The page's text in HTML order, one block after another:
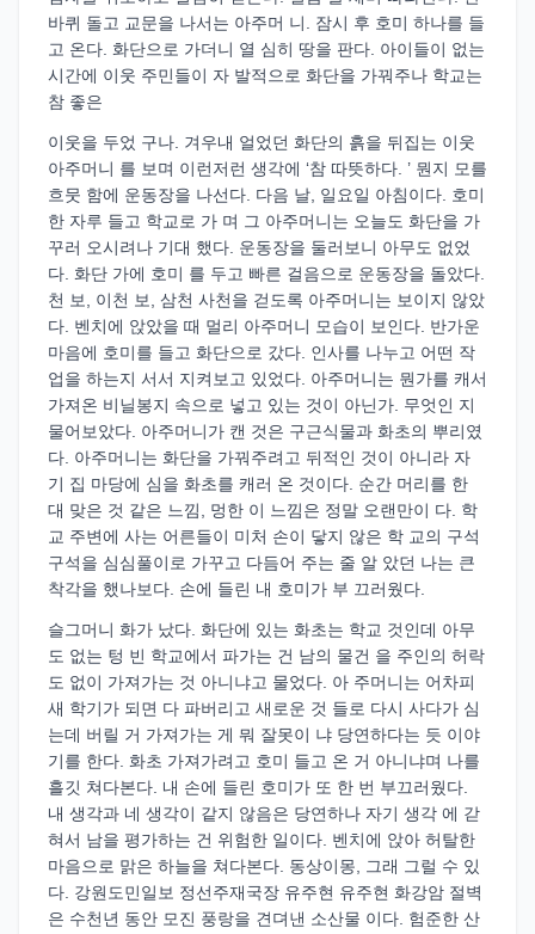
바퀴 돌고 교문을 나서는 아주머 니. 잠시 후 호미 하나를 들
고 온다. 화단으로 가더니 열 심히 땅을 판다. 아이들이 없는
시간에 이웃 주민들이 자 발적으로 화단을 가꿔주나 학교는
참 좋은
이웃을 두었 구나. 겨우내 얼었던 화단의 흙을 뒤집는 이웃
아주머니 를 보며 이런저런 생각에 ‘참 따뜻하다. ’ 뭔지 모를
흐뭇 함에 운동장을 나선다. 다음 날, 일요일 아침이다. 호미
한 자루 들고 학교로 가 며 그 아주머니는 오늘도 화단을 가
꾸러 오시려나 기대 했다. 운동장을 둘러보니 아무도 없었
다. 화단 가에 호미 를 두고 빠른 걸음으로 운동장을 돌았다.
천 보, 이천 보, 삼천 사천을 걷도록 아주머니는 보이지 않았
다. 벤치에 앉았을 때 멀리 아주머니 모습이 보인다. 반가운
마음에 호미를 들고 화단으로 갔다. 인사를 나누고 어떤 작
업을 하는지 서서 지켜보고 있었다. 아주머니는 뭔가를 캐서
가져온 비닐봉지 속으로 넣고 있는 것이 아닌가. 무엇인 지
물어보았다. 아주머니가 캔 것은 구근식물과 화초의 뿌리였
다. 아주머니는 화단을 가꿔주려고 뒤적인 것이 아니라 자
기 집 마당에 심을 화초를 캐러 온 것이다. 순간 머리를 한
대 맞은 것 같은 느낌, 멍한 이 느낌은 정말 오랜만이 다. 학
교 주변에 사는 어른들이 미처 손이 닿지 않은 학 교의 구석
구석을 심심풀이로 가꾸고 다듬어 주는 줄 알 았던 나는 큰
착각을 했나보다. 손에 들린 내 호미가 부 끄러웠다.
슬그머니 화가 났다. 화단에 있는 화초는 학교 것인데 아무
도 없는 텅 빈 학교에서 파가는 건 남의 물건 을 주인의 허락
도 없이 가져가는 것 아니냐고 물었다. 아 주머니는 어차피
새 학기가 되면 다 파버리고 새로운 것 들로 다시 사다가 심
는데 버릴 거 가져가는 게 뭐 잘못이 냐 당연하다는 듯 이야
기를 한다. 화초 가져가려고 호미 들고 온 거 아니냐며 나를
흘깃 쳐다본다. 내 손에 들린 호미가 또 한 번 부끄러웠다.
내 생각과 네 생각이 같지 않음은 당연하나 자기 생각 에 갇
혀서 남을 평가하는 건 위험한 일이다. 벤치에 앉아 허탈한
마음으로 맑은 하늘을 쳐다본다. 동상이몽, 그래 그럴 수 있
다. 강원도민일보 정선주재국장 유주현 유주현 화강암 절벽
은 수천년 동안 모진 풍랑을 견뎌낸 소산물 이다. 험준한 산